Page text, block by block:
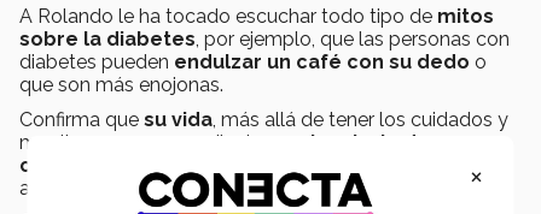
A Rolando le ha tocado escuchar todo tipo de mitos
sobre la diabetes, por ejemplo, que las personas con
diabetes pueden endulzar un café con su dedo o
que son más enojonas.
Confirma que su vida, más allá de tener los cuidados y
monitoreo correspondientes,
es igual a la de
cualquier persona
actividades físicas.
×